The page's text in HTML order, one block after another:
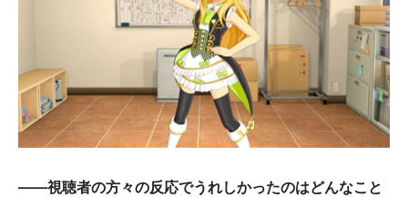
――視聴者の方々の反応でうれしかったのはどんなこと